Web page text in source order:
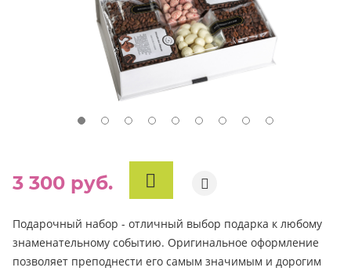
3 300 руб.
Подарочный набор - отличный выбор подарка к любому
знаменательному событию. Оригинальное оформление
позволяет преподнести его самым значимым и дорогим